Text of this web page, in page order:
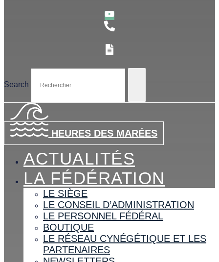
Search
HEURES DES MARÉES
ACTUALITÉS
LA FÉDÉRATION
LE SIÈGE
LE CONSEIL D’ADMINISTRATION
LE PERSONNEL FÉDÉRAL
BOUTIQUE
LE RÉSEAU CYNÉGÉTIQUE ET LES
PARTENAIRES